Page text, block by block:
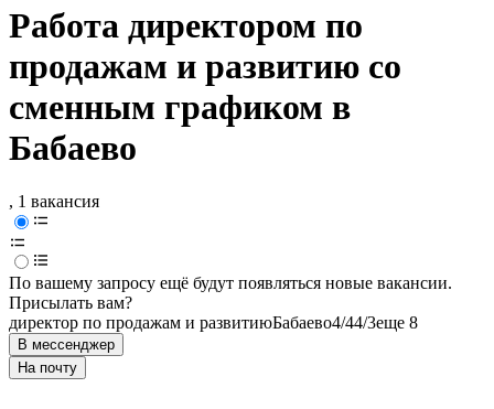
Работа директором по
продажам и развитию со
сменным графиком в
Бабаево
, 1 вакансия
По вашему запросу ещё будут появляться новые вакансии.
Присылать вам?
директор по продажам и развитиюБабаево4/44/3еще 8
В мессенджер
На почту